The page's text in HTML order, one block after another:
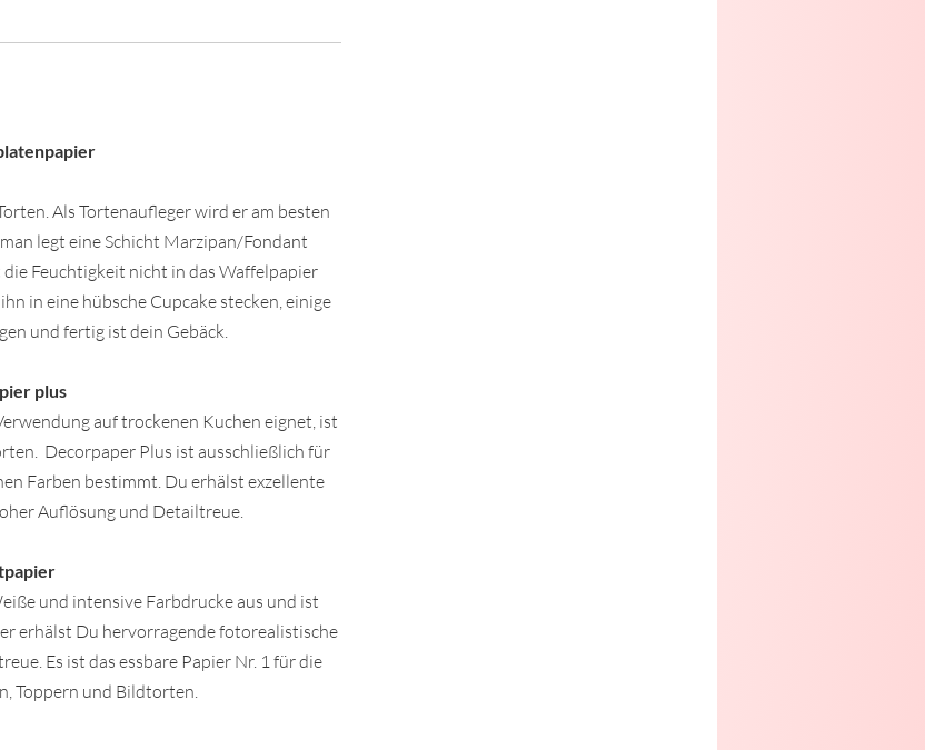
Als Tortenaufleger wird er am besten
legt eine Schicht Marzipan/Fondant
Feuchtigkeit nicht in das Waffelpapier
in eine hübsche Cupcake stecken, einige
und fertig ist dein Gebäck.
plus
auf trockenen Kuchen eignet, ist
Decorpaper Plus ist ausschließlich für
Farben bestimmt. Du erhälst exzellente
Auflösung und Detailtreue.
und intensive Farbdrucke aus und ist
erhälst Du hervorragende fotorealistische
Es ist das essbare Papier Nr. 1 für die
Toppern und Bildtorten.